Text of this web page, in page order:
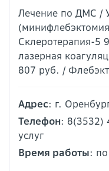
Лечение по ДМС /
Склеротерапия-5
лазерная
807 руб. /
Адрес: г.
Телефон: 8(3532)
услуг
Время работы: